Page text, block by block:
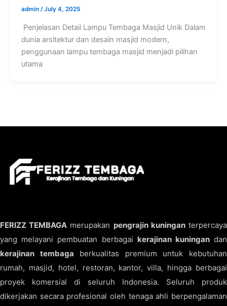
admin /July 4, 2025
Penjelasan Detail Lampu Tembaga Masjid Unik Dalam
dunia arsitektur dan desain masjid modern,
penggunaan lampu tembaga masjid menjadi pilihan
utama
FERIZZ TEMBAGA merupakan pengrajin kuninganterpercaya
yang melayani pembuatan berbagai kerajinan kuningandan
kerajinan tembaga berkualitas premium untuk kebutuhan
rumah, masjid, hotel, restoran, kantor, villa, hingga berbagai
proyek komersial di seluruh Indonesia. Seluruh produk
dikerjakan secara profesional oleh tenaga ahli berpengalaman